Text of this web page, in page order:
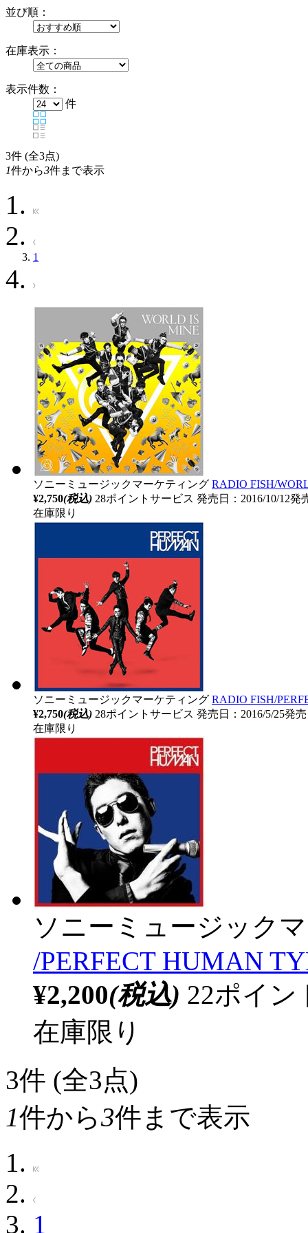
並び順：
在庫表示：
表示件数：
件
3件 (全3点)
1件から3件まで表示
1
ソニーミュージックマーケティング RADIO FISH/
¥2,750(税込) 28ポイントサービス 発売日：2016/10/12発
在庫限り
ソニーミュージックマーケティング RADIO FISH/
¥2,750(税込) 28ポイントサービス 発売日：2016/5/25発売
在庫限り
ソニーミュージック
/PERFECT HUMAN
¥2,200(税込) 22ポイ
在庫限り
3件 (全3点)
1件から3件まで表示
1